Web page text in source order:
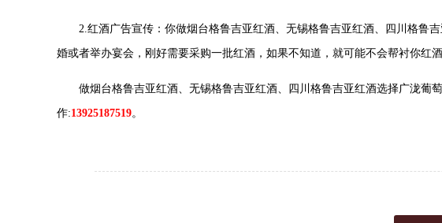
2.红酒广告宣传：你做烟台格鲁吉亚红酒、无锡格鲁吉亚红酒、四川格鲁吉
婚或者举办宴会，刚好需要采购一批红酒，如果不知道，就可能不会帮衬你红
做烟台格鲁吉亚红酒、无锡格鲁吉亚红酒、四川格鲁吉亚红酒选择广泷葡
作:13925187519。